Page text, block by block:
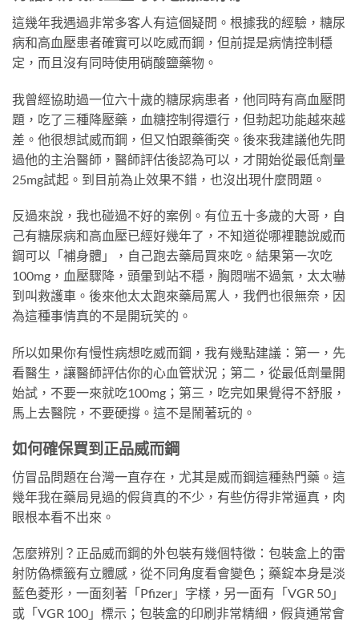
這幾年我遇過非常多客人有這個疑問。根據我的經驗，糖尿
病和高血壓患者確實可以吃威而鋼，但前提是病情控制穩
定，而且沒有同時使用硝酸鹽藥物。
我曾經協助過一位六十歲的糖尿病患者，他同時有高血壓問
題，吃了三種降壓藥，血糖控制得還行，但勃起功能越來越
差。他很想試威而鋼，但又怕跟藥衝突。後來我建議他先問
過他的主治醫師，醫師評估後認為可以，才開始從最低劑量
25mg試起。到目前為止效果不錯，也沒出現什麼問題。
反過來說，我也碰過不好的案例。有位五十多歲的大哥，自
己有糖尿病和高血壓已經好幾年了，不知道從哪裡聽說威而
鋼可以「補身體」，自己跑去藥局買來吃。結果第一次吃
100mg，血壓驟降，頭暈到站不穩，胸悶喘不過氣，太太嚇
到叫救護車。後來他太太跑來藥局罵人，我們也很無奈，因
為這種事情真的不是開玩笑的。
所以如果你有慢性病想吃威而鋼，我有幾點建議：第一，先
看醫生，讓醫師評估你的心血管狀況；第二，從最低劑量開
始試，不要一來就吃100mg；第三，吃完如果覺得不舒服，
馬上去醫院，不要硬撐。這不是鬧著玩的。
如何確保買到正品威而鋼
仿冒品問題在台灣一直存在，尤其是威而鋼這種熱門藥。這
幾年我在藥局見過的假貨真的不少，有些仿得非常逼真，肉
眼根本看不出來。
怎麼辨別？正品威而鋼的外包裝有幾個特徵：包裝盒上的雷
射防偽標籤有立體感，從不同角度看會變色；藥錠本身是淡
藍色菱形，一面刻著「Pfizer」字樣，另一面有「VGR 50」
或「VGR 100」標示；包裝盒的印刷非常精細，假貨通常會